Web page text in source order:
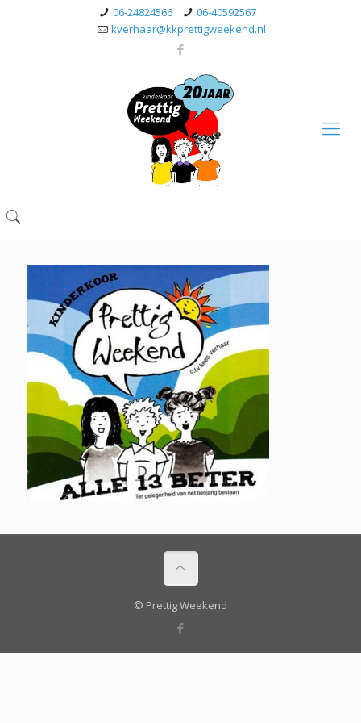
06-24824566
06-40592567
kverhaar@kkprettigweekend.nl
© Prettig Weekend